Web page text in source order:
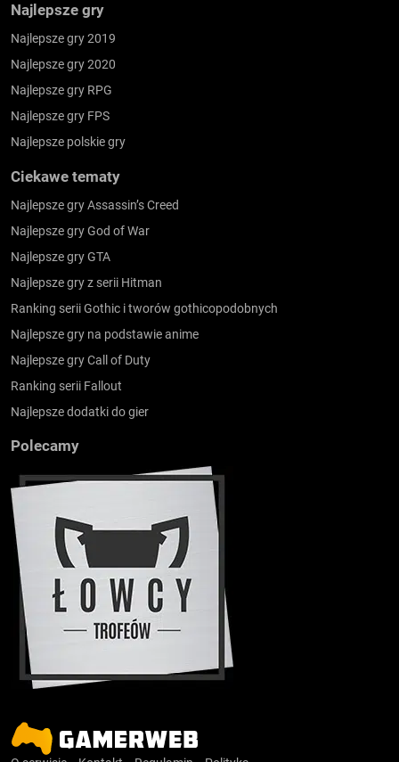
Najlepsze gry
Najlepsze gry 2019
Najlepsze gry 2020
Najlepsze gry RPG
Najlepsze gry FPS
Najlepsze polskie gry
Ciekawe tematy
Najlepsze gry Assassin’s Creed
Najlepsze gry God of War
Najlepsze gry GTA
Najlepsze gry z serii Hitman
Ranking serii Gothic i tworów gothicopodobnych
Najlepsze gry na podstawie anime
Najlepsze gry Call of Duty
Ranking serii Fallout
Najlepsze dodatki do gier
Polecamy